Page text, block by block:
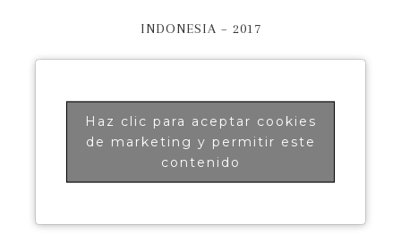
INDONESIA – 2017
Haz clic para aceptar cookies
de marketing y permitir este
contenido